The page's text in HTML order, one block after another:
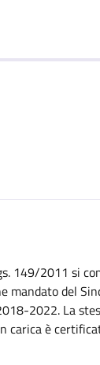
149/2011 si
mandato del
2022. La
carica è